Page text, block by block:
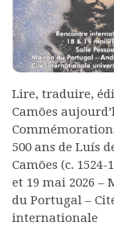
Lire, traduire,
Camões
500 ans de Luís
Camões (c. 1524-
et 19 mai 2026 –
du Portugal –
internationale